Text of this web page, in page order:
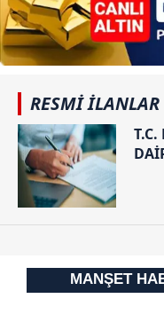
RESMİ İLANLAR
T.C.
MANŞET